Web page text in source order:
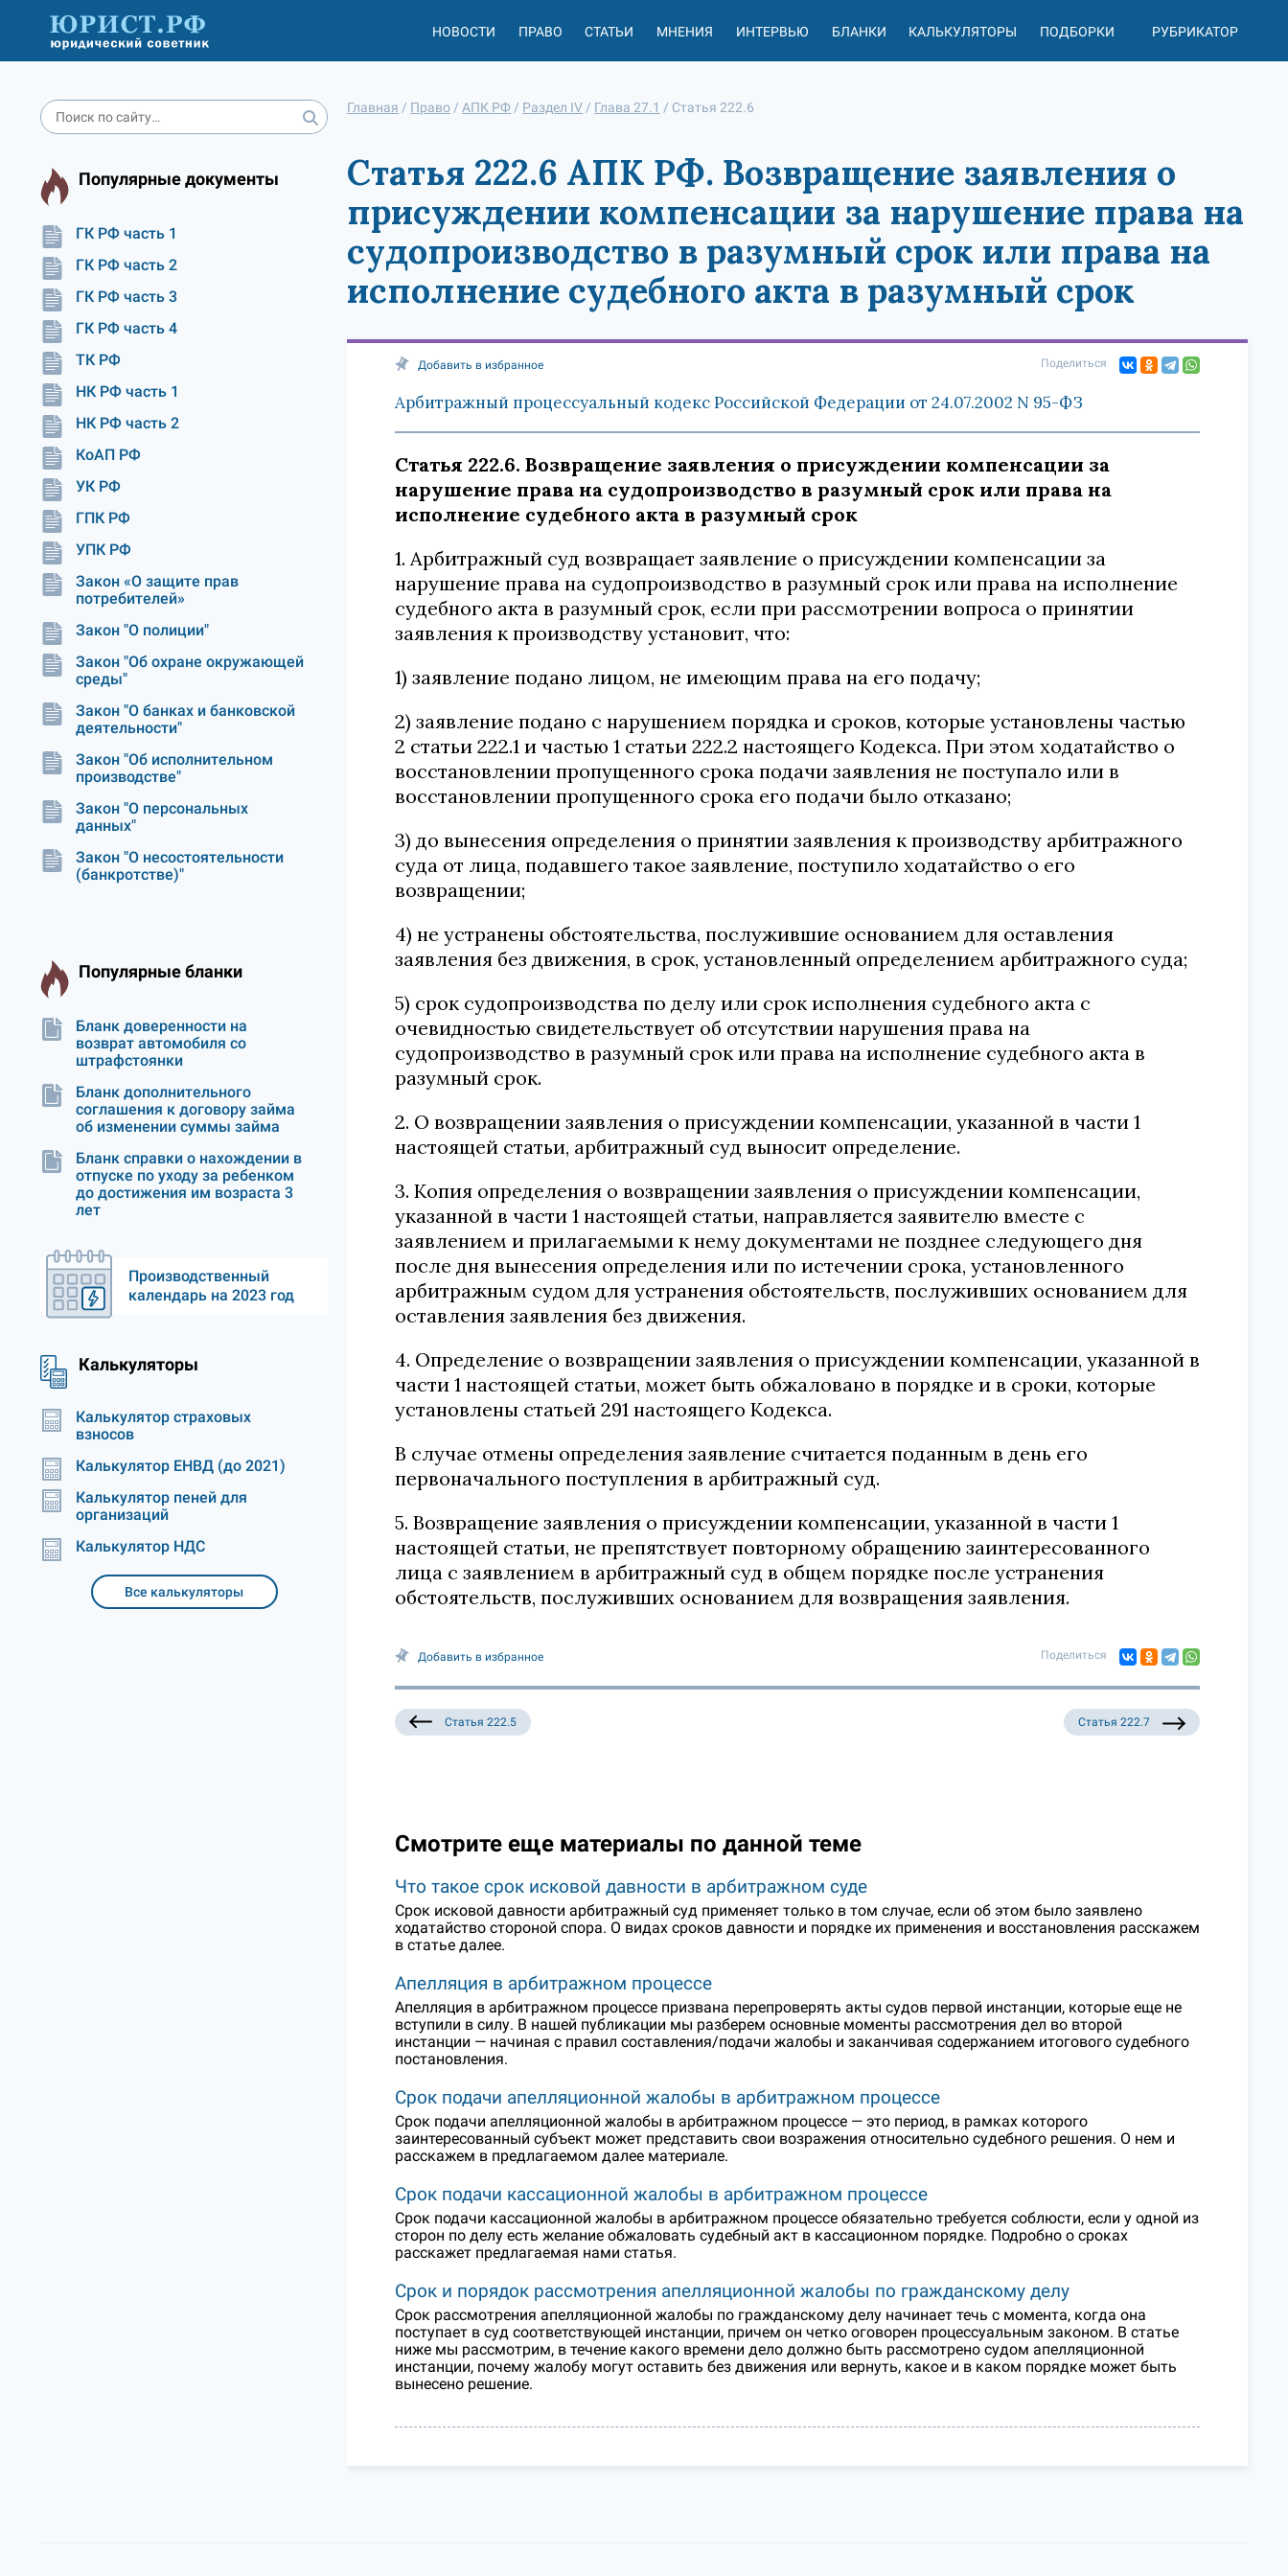
НОВОСТИ ПРАВО СТАТЬИ МНЕНИЯ ИНТЕРВЬЮ БЛАНКИ КАЛЬКУЛЯТОРЫ ПОДБОРКИ РУБРИКАТОР
Популярные документы
ГК РФ часть 1
ГК РФ часть 2
ГК РФ часть 3
ГК РФ часть 4
ТК РФ
НК РФ часть 1
НК РФ часть 2
КоАП РФ
УК РФ
ГПК РФ
УПК РФ
Закон «О защите прав
потребителей»
Закон "О полиции"
Закон "Об охране окружающей
среды"
Закон "О банках и банковской
деятельности"
Закон "Об исполнительном
производстве"
Закон "О персональных
данных"
Закон "О несостоятельности
(банкротстве)"
Популярные бланки
Бланк доверенности на
возврат автомобиля со
штрафстоянки
Бланк дополнительного
соглашения к договору займа
об изменении суммы займа
Бланк справки о нахождении в
отпуске по уходу за ребенком
до достижения им возраста 3
лет
Производственный
календарь на 2023 год
Калькуляторы
Калькулятор страховых
взносов
Калькулятор ЕНВД (до 2021)
Калькулятор пеней для
организаций
Калькулятор НДС
Все калькуляторы
Главная / Право / АПК РФ / Раздел IV / Глава 27.1 / Статья 222.6
Статья 222.6 АПК РФ. Возвращение заявления о
присуждении компенсации за нарушение права на
судопроизводство в разумный срок или права на
исполнение судебного акта в разумный срок
Добавить в избранное Поделиться
Арбитражный процессуальный кодекс Российской Федерации от 24.07.2002 N 95-ФЗ
Статья 222.6. Возвращение заявления о присуждении компенсации за
нарушение права на судопроизводство в разумный срок или права на
исполнение судебного акта в разумный срок
1. Арбитражный суд возвращает заявление о присуждении компенсации за
нарушение права на судопроизводство в разумный срок или права на исполнение
судебного акта в разумный срок, если при рассмотрении вопроса о принятии
заявления к производству установит, что:
1) заявление подано лицом, не имеющим права на его подачу;
2) заявление подано с нарушением порядка и сроков, которые установлены частью
2 статьи 222.1 и частью 1 статьи 222.2 настоящего Кодекса. При этом ходатайство о
восстановлении пропущенного срока подачи заявления не поступало или в
восстановлении пропущенного срока его подачи было отказано;
3) до вынесения определения о принятии заявления к производству арбитражного
суда от лица, подавшего такое заявление, поступило ходатайство о его
возвращении;
4) не устранены обстоятельства, послужившие основанием для оставления
заявления без движения, в срок, установленный определением арбитражного суда;
5) срок судопроизводства по делу или срок исполнения судебного акта с
очевидностью свидетельствует об отсутствии нарушения права на
судопроизводство в разумный срок или права на исполнение судебного акта в
разумный срок.
2. О возвращении заявления о присуждении компенсации, указанной в части 1
настоящей статьи, арбитражный суд выносит определение.
3. Копия определения о возвращении заявления о присуждении компенсации,
указанной в части 1 настоящей статьи, направляется заявителю вместе с
заявлением и прилагаемыми к нему документами не позднее следующего дня
после дня вынесения определения или по истечении срока, установленного
арбитражным судом для устранения обстоятельств, послуживших основанием для
оставления заявления без движения.
4. Определение о возвращении заявления о присуждении компенсации, указанной в
части 1 настоящей статьи, может быть обжаловано в порядке и в сроки, которые
установлены статьей 291 настоящего Кодекса.
В случае отмены определения заявление считается поданным в день его
первоначального поступления в арбитражный суд.
5. Возвращение заявления о присуждении компенсации, указанной в части 1
настоящей статьи, не препятствует повторному обращению заинтересованного
лица с заявлением в арбитражный суд в общем порядке после устранения
обстоятельств, послуживших основанием для возвращения заявления.
Добавить в избранное Поделиться
Статья 222.5 Статья 222.7
Смотрите еще материалы по данной теме
Что такое срок исковой давности в арбитражном суде
Срок исковой давности арбитражный суд применяет только в том случае, если об этом было заявлено
ходатайство стороной спора. О видах сроков давности и порядке их применения и восстановления расскажем
в статье далее.
Апелляция в арбитражном процессе
Апелляция в арбитражном процессе призвана перепроверять акты судов первой инстанции, которые еще не
вступили в силу. В нашей публикации мы разберем основные моменты рассмотрения дел во второй
инстанции — начиная с правил составления/подачи жалобы и заканчивая содержанием итогового судебного
постановления.
Срок подачи апелляционной жалобы в арбитражном процессе
Срок подачи апелляционной жалобы в арбитражном процессе — это период, в рамках которого
заинтересованный субъект может представить свои возражения относительно судебного решения. О нем и
расскажем в предлагаемом далее материале.
Срок подачи кассационной жалобы в арбитражном процессе
Срок подачи кассационной жалобы в арбитражном процессе обязательно требуется соблюсти, если у одной из
сторон по делу есть желание обжаловать судебный акт в кассационном порядке. Подробно о сроках
расскажет предлагаемая нами статья.
Срок и порядок рассмотрения апелляционной жалобы по гражданскому делу
Срок рассмотрения апелляционной жалобы по гражданскому делу начинает течь с момента, когда она
поступает в суд соответствующей инстанции, причем он четко оговорен процессуальным законом. В статье
ниже мы рассмотрим, в течение какого времени дело должно быть рассмотрено судом апелляционной
инстанции, почему жалобу могут оставить без движения или вернуть, какое и в каком порядке может быть
вынесено решение.